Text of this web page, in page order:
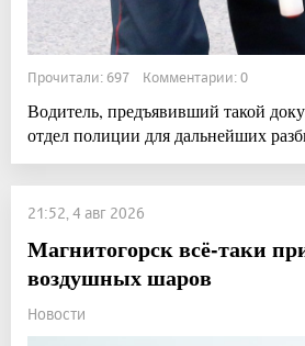
Прочитали: 697 Комментарии: 0
Водитель, предъявивший такой
отдел полиции для дальнейших
21:52, 4 авг 2026
Магнитогорск всё-таки
воздушных шаров
Новости